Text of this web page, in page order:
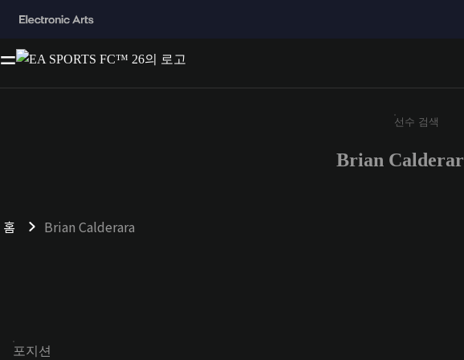
최소 3
Brian
홈 Brian Calderara
포지션